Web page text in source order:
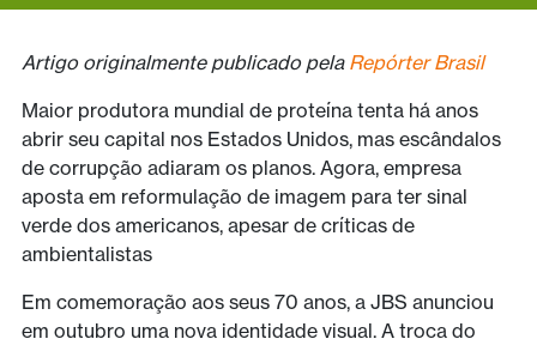
Artigo originalmente publicado pela Repórter Brasil
Maior produtora mundial de proteína tenta há anos
abrir seu capital nos Estados Unidos, mas escândalos
de corrupção adiaram os planos. Agora, empresa
aposta em reformulação de imagem para ter sinal
verde dos americanos, apesar de críticas de
ambientalistas
Em comemoração aos seus 70 anos, a JBS anunciou
em outubro uma nova identidade visual. A troca do